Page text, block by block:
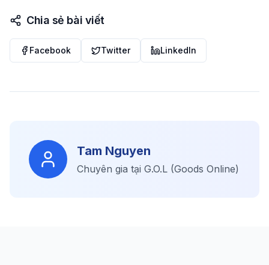
Chia sẻ bài viết
Facebook Twitter LinkedIn
Tam Nguyen
Chuyên gia tại G.O.L (Goods Online)